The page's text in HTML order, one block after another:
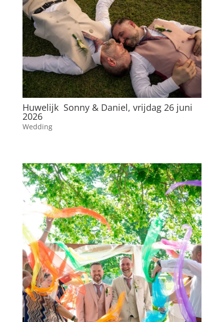
Huwelijk Sonny & Daniel, vrijdag 26 juni
2026
Wedding